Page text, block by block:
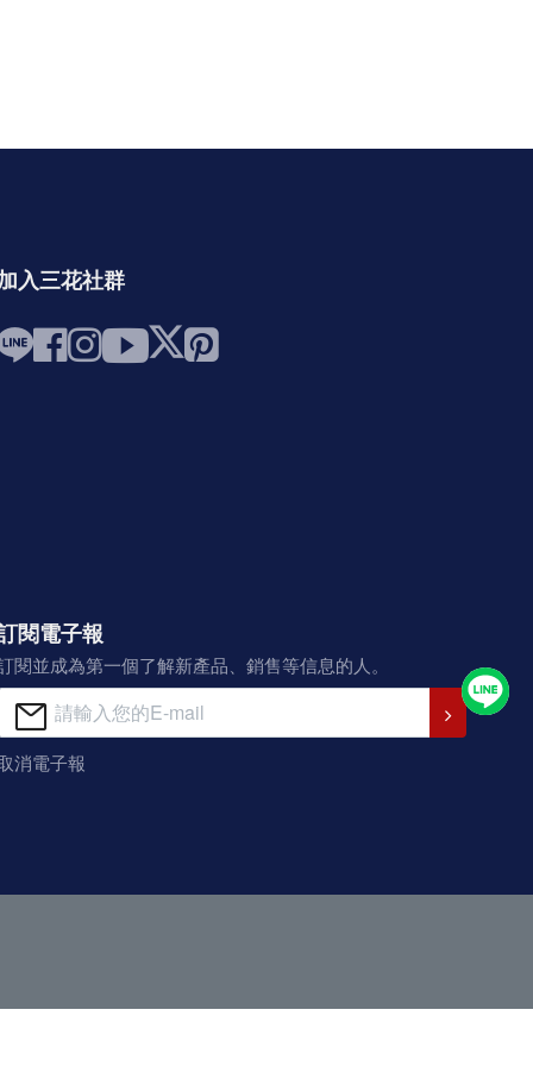
入三花社群
閱電子報
閱並成為第一個了解新產品、銷售等信息的人。
消電子報